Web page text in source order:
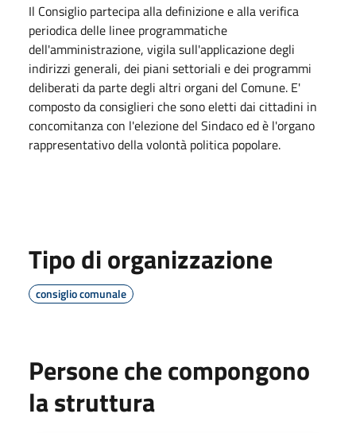
Il Consiglio partecipa alla definizione e alla verifica
periodica delle linee programmatiche
dell'amministrazione, vigila sull'applicazione degli
indirizzi generali, dei piani settoriali e dei programmi
deliberati da parte degli altri organi del Comune. E'
composto da consiglieri che sono eletti dai cittadini in
concomitanza con l'elezione del Sindaco ed è l'organo
rappresentativo della volontà politica popolare.
Tipo di organizzazione
consiglio comunale
Persone che compongono
la struttura